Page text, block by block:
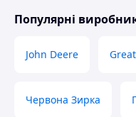
Популярні
John Deere
Червона Зирка